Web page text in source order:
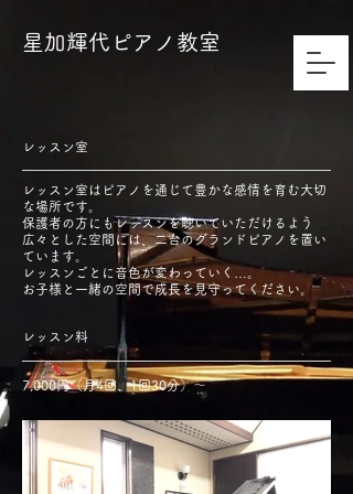
​星加輝代ピアノ教室
​レッスン室
レッスン室はピアノを通じて豊かな感情を育む大切
な場所です。
保護者の方にもレッスンを聴いていただけるよう
広々とした空間には、二台のグランドピアノを置い
ています。
レッスンごとに音色が変わっていく…。
お子様と一緒の空間で成長を見守ってください。
​レッスン料
7,000円（月4回、1回30分）～